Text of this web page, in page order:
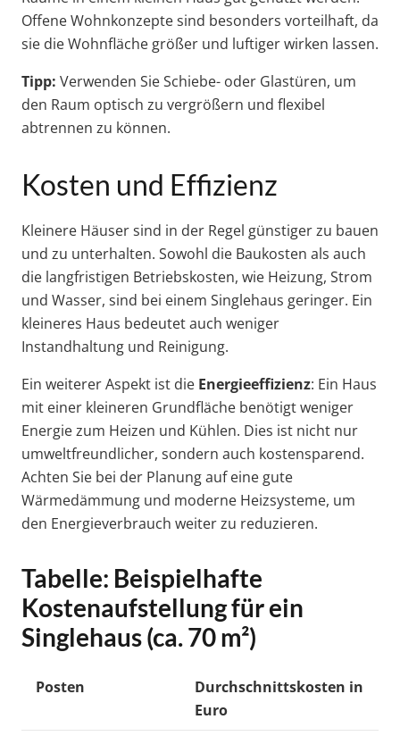
Offene Wohnkonzepte sind besonders vorteilhaft, da
sie die Wohnfläche größer und luftiger wirken lassen.
Tipp: Verwenden Sie Schiebe- oder Glastüren, um
den Raum optisch zu vergrößern und flexibel
abtrennen zu können.
Kosten und Effizienz
Kleinere Häuser sind in der Regel günstiger zu bauen
und zu unterhalten. Sowohl die Baukosten als auch
die langfristigen Betriebskosten, wie Heizung, Strom
und Wasser, sind bei einem Singlehaus geringer. Ein
kleineres Haus bedeutet auch weniger
Instandhaltung und Reinigung.
Ein weiterer Aspekt ist die Energieeffizienz: Ein Haus
mit einer kleineren Grundfläche benötigt weniger
Energie zum Heizen und Kühlen. Dies ist nicht nur
umweltfreundlicher, sondern auch kostensparend.
Achten Sie bei der Planung auf eine gute
Wärmedämmung und moderne Heizsysteme, um
den Energieverbrauch weiter zu reduzieren.
Tabelle: Beispielhafte
Kostenaufstellung für ein
Singlehaus (ca. 70 m²)
Posten
Durchschnittskosten in
Euro